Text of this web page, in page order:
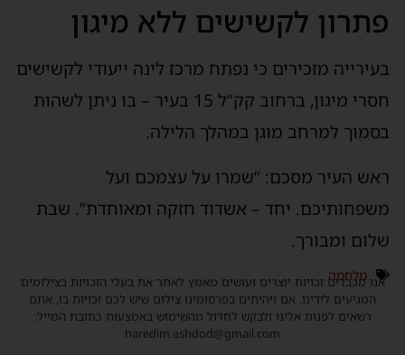
פתרון לקשישים ללא מיגון
בעירייה מזכירים כי נפתח מרכז לינה ייעודי לקשישים
חסרי מיגון, ברחוב קק”ל 15 בעיר – בו ניתן לשהות
בסמוך למרחב מוגן במהלך הלילה.
ראש העיר מסכם: “שמרו על עצמכם ועל
משפחותיכם. יחד – אשדוד חזקה ומאוחדת”. שבת
שלום ומבורך.
מלחמה
אנו מכבדים זכויות יוצרים ועושים מאמץ לאתר את בעלי הזכויות בצילומים
המגיעים לידינו. אם זיהיתים בפרסומינו צילום שיש לכם זכויות בו, אתם
רשאים לפנות אלינו ולבקש לחדול מהשימוש באמצעות כתובת המייל:
haredim.ashdod@gmail.com